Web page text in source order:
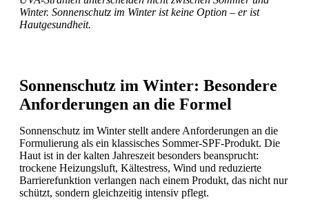
Winter. Sonnenschutz im Winter ist keine Option – er ist
Hautgesundheit.
Sonnenschutz im Winter: Besondere
Anforderungen an die Formel
Sonnenschutz im Winter stellt andere Anforderungen an die
Formulierung als ein klassisches Sommer-SPF-Produkt. Die
Haut ist in der kalten Jahreszeit besonders beansprucht:
trockene Heizungsluft, Kältestress, Wind und reduzierte
Barrierefunktion verlangen nach einem Produkt, das nicht nur
schützt, sondern gleichzeitig intensiv pflegt.